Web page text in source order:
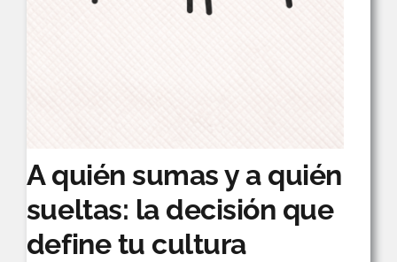
A quién sumas y a quién
sueltas: la decisión que
define tu cultura